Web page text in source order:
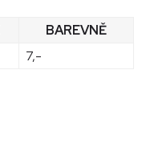
BAREVNĚ
7,-